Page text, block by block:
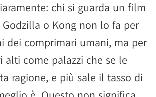
chi si guarda un film
o Kong non lo fa per
dei comprimari umani, ma per
alti come palazzi che se le
ragione, e più sale il tasso di